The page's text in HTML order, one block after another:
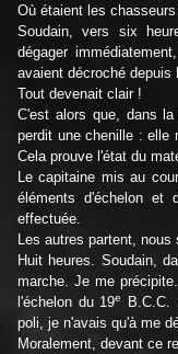
Où étaient les
Soudain, vers six
dégager
avaient décroché depuis
Tout devenait clair !
C'est alors que, dans
perdit une chenille : elle
Cela prouve l'état du
Le capitaine mis au
éléments d'échelon et
effectuée.
Les autres partent,
Huit heures. Soudain,
marche. Je me
l'échelon du 19e
B.C.C.
poli, je n'avais qu'à me
Moralement, devant ce